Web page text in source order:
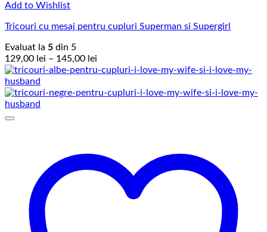
Add to Wishlist
Tricouri cu mesaj pentru cupluri Superman si Supergirl
Evaluat la 5 din 5
129,00 lei – 145,00 lei
de
129,00 lei